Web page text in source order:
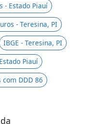
- Estado Piauí
- Teresina, PI
IBGE - Teresina, PI
Piauí
com DDD 86